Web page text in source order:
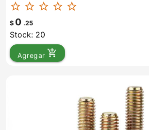
star_border star_border star_border star_border star_border
$ 0 .25
Stock: 20
Agregar add_shopping_cart